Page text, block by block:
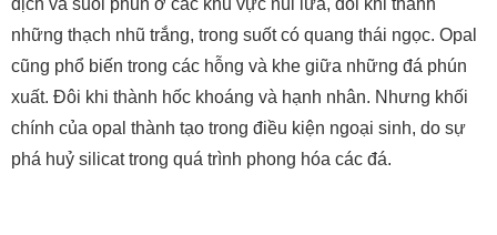
dịch và suối phun ở các khu vực núi lửa, đôi khi thành
những thạch nhũ trắng, trong suốt có quang thái ngọc. Opal
cũng phổ biến trong các hỗng và khe giữa những đá phún
xuất. Đôi khi thành hốc khoáng và hạnh nhân. Nhưng khối
chính của opal thành tạo trong điều kiện ngoại sinh, do sự
phá huỷ silicat trong quá trình phong hóa các đá.